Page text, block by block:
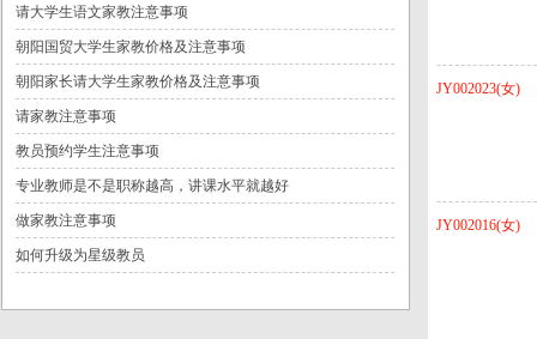
请大学生语文家教注意事项
朝阳国贸大学生家教价格及注意事项
朝阳家长请大学生家教价格及注意事项
请家教注意事项
教员预约学生注意事项
专业教师是不是职称越高，讲课水平就越好
做家教注意事项
如何升级为星级教员
JY002023(女)
JY002016(女)